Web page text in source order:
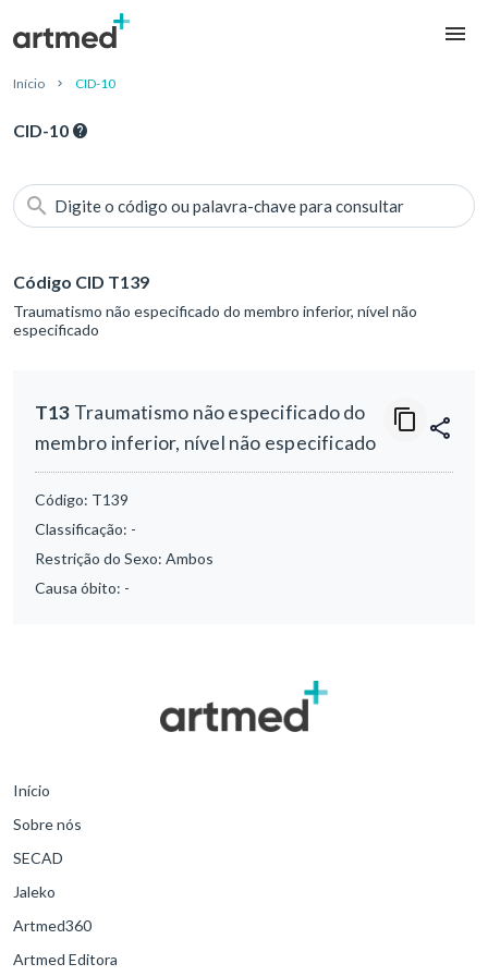
Início CID-10
CID-10
Digite o código ou palavra-chave para consultar
Código CID T139
Traumatismo não especificado do membro inferior, nível não
especificado
T13 Traumatismo não especificado do
membro inferior, nível não especificado
Código: T139
Classificação: -
Restrição do Sexo: Ambos
Causa óbito: -
Início
Sobre nós
SECAD
Jaleko
Artmed360
Artmed Editora